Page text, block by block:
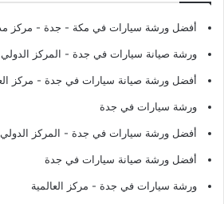
أفضل ورشة سيارات في مكة - جدة - مركز
ورشة صيانة سيارات في جدة - المركز
أفضل ورشة صيانة سيارات في جدة - مركز
ورشة سيارات في جدة
أفضل ورشة سيارات في جدة - المركز الدولي
أفضل ورشة صيانة سيارات في جدة
ورشة سيارات في جدة - مركز العالمية